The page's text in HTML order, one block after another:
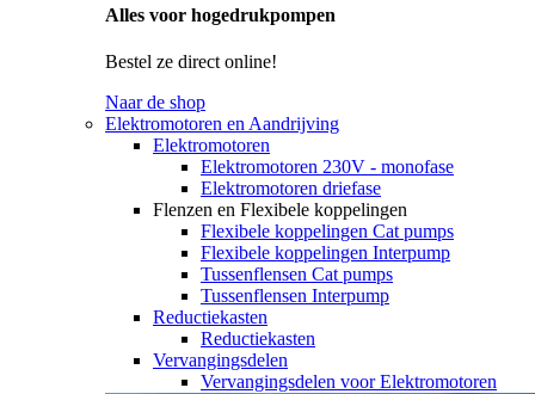
Alles voor hogedrukpompen
Bestel ze direct online!
Naar de shop
Elektromotoren en Aandrijving
Elektromotoren
Elektromotoren 230V - monofase
Elektromotoren driefase
Flenzen en Flexibele koppelingen
Flexibele koppelingen Cat pumps
Flexibele koppelingen Interpump
Tussenflensen Cat pumps
Tussenflensen Interpump
Reductiekasten
Reductiekasten
Vervangingsdelen
Vervangingsdelen voor Elektromotoren